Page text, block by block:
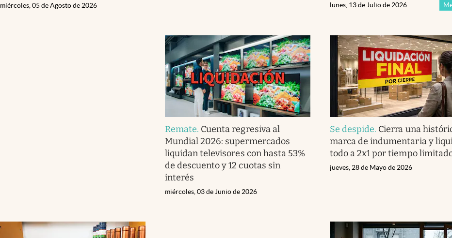
miércoles, 05 de Agosto de 2026 lunes, 13 de Julio de 2026
Remate. Cuenta regresiva al
Mundial 2026: supermercados
liquidan televisores con hasta 53%
de descuento y 12 cuotas sin
interés
miércoles, 03 de Junio de 2026
Se despide. Cierra una
marca de indumentaria y
todo a 2x1 por tiempo
jueves, 28 de Mayo de 2026